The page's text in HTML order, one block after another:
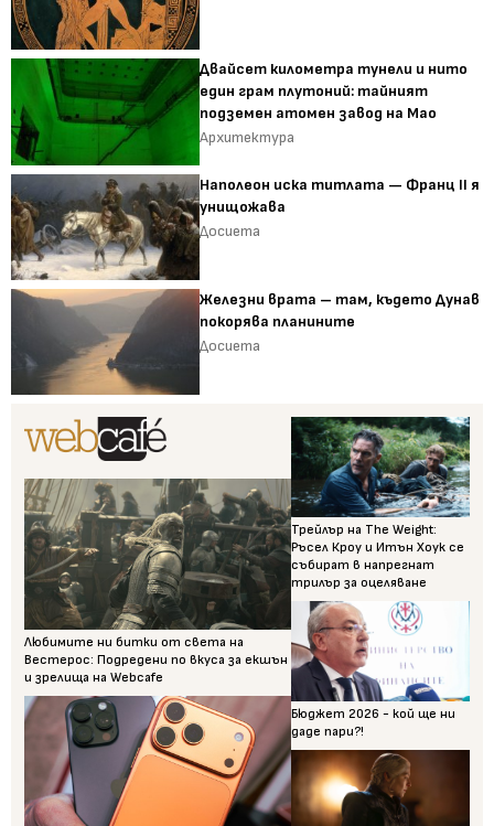
Двайсет километра тунели и нито
един грам плутоний: тайният
подземен атомен завод на Мао
Архитектура
Наполеон иска титлата — Франц II я
унищожава
Досиета
Железни врата – там, където Дунав
покорява планините
Досиета
Любимите ни битки от света на
Вестерос: Подредени по вкуса за екшън
и зрелища на Webcafe
Трейлър на The Weight:
Ръсел Кроу и Итън Хоук се
събират в напрегнат
трилър за оцеляване
Бюджет 2026 - кой ще ни
даде пари?!